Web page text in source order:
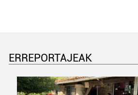
ERREPORTAJEAK